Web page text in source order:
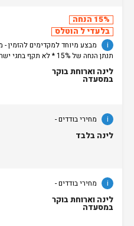
15% הנחה
בלעדי ל הוטלס
i
תנתן הנחה של 15% * לא
מחירי בודדים -
לינה וארוחת בוקר
במסעדה
i מחירי בודדים -
לינה בלבד
i מחירי בודדים -
לינה וארוחת בוקר
במסעדה